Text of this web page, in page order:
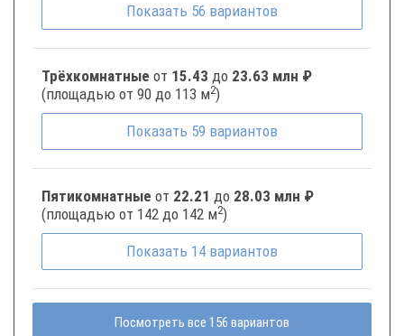
Показать 56 вариантов
Трёхкомнатные от 15.43 до 23.63 млн ₽
(площадью от 90 до 113 м2)
Показать 59 вариантов
Пятикомнатные от 22.21 до 28.03 млн ₽
(площадью от 142 до 142 м2)
Показать 14 вариантов
Посмотреть все 156 вариантов